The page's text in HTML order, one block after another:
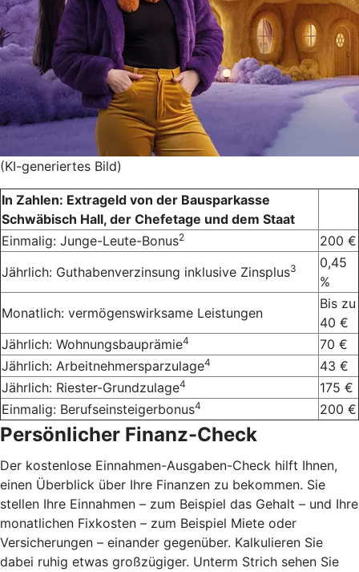
(KI-generiertes Bild)
In Zahlen: Extrageld von der Bausparkasse
Schwäbisch Hall, der Chefetage und dem Staat
Einmalig: Junge-Leute-Bonus2
200 €
Jährlich: Guthabenverzinsung inklusive Zinsplus3
0,45
%
Monatlich: vermögenswirksame Leistungen
Bis zu
40 €
Jährlich: Wohnungsbauprämie4
70 €
Jährlich: Arbeitnehmersparzulage4
43 €
Jährlich: Riester-Grundzulage4
175 €
Einmalig: Berufseinsteigerbonus4 200 €
Persönlicher Finanz-Check
Der kostenlose Einnahmen-Ausgaben-Check hilft Ihnen,
einen Überblick über Ihre Finanzen zu bekommen. Sie
stellen Ihre Einnahmen – zum Beispiel das Gehalt – und Ihre
monatlichen Fixkosten – zum Beispiel Miete oder
Versicherungen – einander gegenüber. Kalkulieren Sie
dabei ruhig etwas großzügiger. Unterm Strich sehen Sie